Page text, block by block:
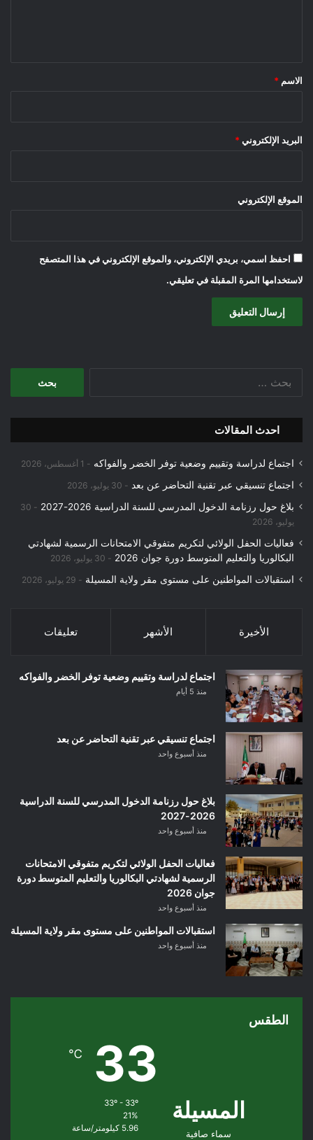
*
الاسم *
البريد الإلكتروني *
الموقع الإلكتروني
احفظ اسمي، بريدي الإلكتروني، والموقع الإلكتروني في هذا المتصفح
لاستخدامها المرة المقبلة في تعليقي.
احدث المقالات
اجتماع لدراسة وتقييم وضعية توفر الخضر والفواكه 1 أغسطس، 2026
اجتماع تنسيقي عبر تقنية التحاضر عن بعد 30 يوليو، 2026
بلاغ حول رزنامة الدخول المدرسي للسنة الدراسية 2026-2027
30
يوليو، 2026
فعاليات الحفل الولائي لتكريم متفوقي الامتحانات الرسمية لشهادتي
البكالوريا والتعليم المتوسط دورة جوان 2026
30 يوليو، 2026
استقبالات المواطنين على مستوى مقر ولاية المسيلة 29 يوليو، 2026
الأخيرة الأشهر تعليقات
اجتماع لدراسة وتقييم وضعية توفر الخضر والفواكه
منذ 5 أيام
اجتماع تنسيقي عبر تقنية التحاضر عن بعد
منذ أسبوع واحد
بلاغ حول رزنامة الدخول المدرسي للسنة الدراسية
2026-2027
منذ أسبوع واحد
فعاليات الحفل الولائي لتكريم متفوقي الامتحانات
الرسمية لشهادتي البكالوريا والتعليم المتوسط دورة
جوان 2026
منذ أسبوع واحد
استقبالات المواطنين على مستوى مقر ولاية المسيلة
منذ أسبوع واحد
الطقس
المسيلة
سماء صافية
33
℃
33º - 33º
21%
5.96 كيلومتر/ساعة